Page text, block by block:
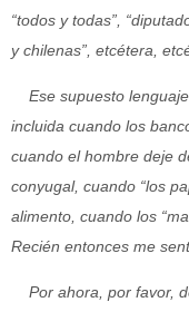
“todos y todas”,
y chilenas”, etcétera,
Ese supuesto lenguaje
incluida cuando los
cuando el hombre deje
conyugal, cuando “los
alimento, cuando los
Recién entonces me
Por ahora, por favor,